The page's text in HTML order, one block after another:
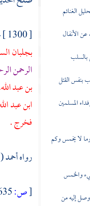
الغنائم
الأنفال
بالسلب
بنفس القتل
المسلمين
لا يخمس وكم
والخمس
إليه من
[ 1300 ] عن
بجلبان
الرحمن
بن عبد
ابن عبد
فخرج .
رواه أحمد ( 4 \ 289 - 291) والبخاري (2698)، ومسلم (1783) (92)، وأبو داود (1832).
[ص: